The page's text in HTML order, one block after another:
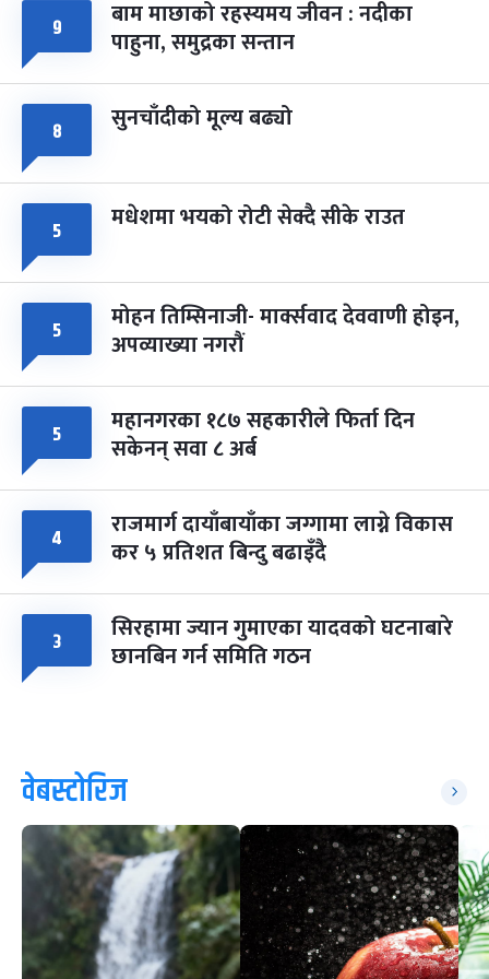
८ फागुपूर्णिमा
चैत्र ८, २०८३-Mar 22, 2027
७ महिना बाँकी
९ बाम माछाको रहस्यमय जीवन : नदीका
पाहुना, समुद्रका सन्तान
८ सुनचाँदीको मूल्य बढ्यो
५ मधेशमा भयको रोटी सेक्दै सीके राउत
५ मोहन तिम्सिनाजी- मार्क्सवाद देववाणी होइन,
अपव्याख्या नगरौं
५ महानगरका १८७ सहकारीले फिर्ता दिन
सकेनन् सवा ८ अर्ब
४ राजमार्ग दायाँबायाँका जग्गामा लाग्ने विकास
कर ५ प्रतिशत बिन्दु बढाइँदै
३ सिरहामा ज्यान गुमाएका यादवको घटनाबारे
छानबिन गर्न समिति गठन
वेबस्टोरिज